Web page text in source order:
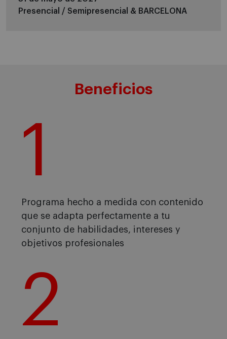
Presencial / Semipresencial & BARCELONA
Beneficios
1
Programa hecho a medida con contenido
que se adapta perfectamente a tu
conjunto de habilidades, intereses y
objetivos profesionales
2